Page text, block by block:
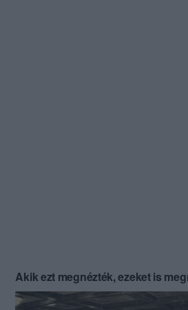
Akik ezt megnézték, ezeket is